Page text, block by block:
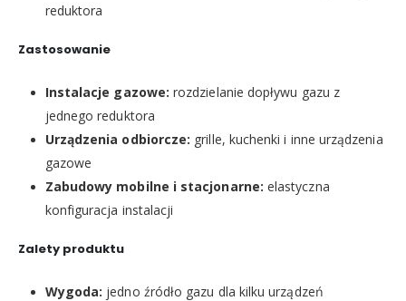
reduktora
Zastosowanie
Instalacje gazowe: rozdzielanie dopływu gazu z
jednego reduktora
Urządzenia odbiorcze: grille, kuchenki i inne urządzenia
gazowe
Zabudowy mobilne i stacjonarne: elastyczna
konfiguracja instalacji
Zalety produktu
Wygoda: jedno źródło gazu dla kilku urządzeń